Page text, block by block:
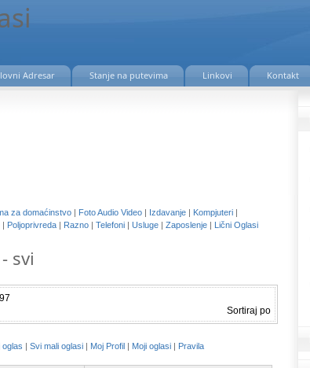
Adresar Stanje na putevima Linkovi Kontakt
za domaćinstvo | Foto Audio Video | Izdavanje | Kompjuteri |
| Poljoprivreda | Razno | Telefoni | Usluge | Zaposlenje | Lični Oglasi
svi
Sortiraj po
oglas |Svi mali oglasi | Moj Profil | Moji oglasi | Pravila